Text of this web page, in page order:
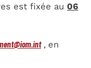
est fixée au 06
, en